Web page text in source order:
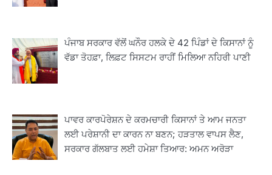
ਪੰਜਾਬ ਸਰਕਾਰ ਵੱਲੋਂ ਘਨੌਰ ਹਲਕੇ ਦੇ 42 ਪਿੰਡਾਂ ਦੇ ਕਿਸਾਨਾਂ ਨੂੰ
ਵੱਡਾ ਤੋਹਫ਼ਾ, ਲਿਫ਼ਟ ਸਿਸਟਮ ਰਾਹੀਂ ਮਿਲਿਆ ਨਹਿਰੀ ਪਾਣੀ
ਪਾਵਰ ਕਾਰਪੋਰੇਸ਼ਨ ਦੇ ਕਰਮਚਾਰੀ ਕਿਸਾਨਾਂ ਤੇ ਆਮ ਜਨਤਾ
ਲਈ ਪਰੇਸ਼ਾਨੀ ਦਾ ਕਾਰਨ ਨਾ ਬਣਨ; ਹੜਤਾਲ ਵਾਪਸ ਲੈਣ,
ਸਰਕਾਰ ਗੱਲਬਾਤ ਲਈ ਹਮੇਸ਼ਾ ਤਿਆਰ: ਅਮਨ ਅਰੋੜਾ
2
3
ਰਾਸ਼ਟਰੀ ਮਨੁੱਖੀ ਅਧਿਕਾਰ ਕਮਿਸ਼ਨ ਦੇ ਮੈਂਬਰ
ਪ੍ਰਿਯਾਂਕ ਕਾਨੂੰਨਗੋ ਵਲੋਂ ਬਰਨਾਲਾ ਵਿੱਚ ਵੱਖ-ਵੱਖ